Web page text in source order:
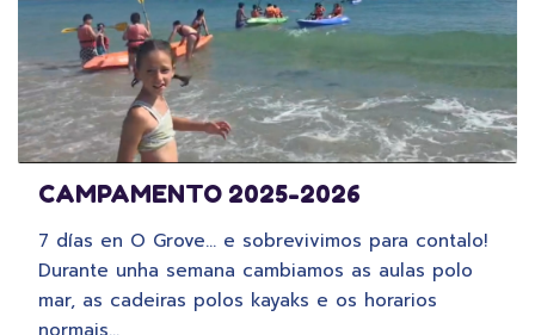
CAMPAMENTO 2025-2026
7 días en O Grove… e sobrevivimos para contalo!
Durante unha semana cambiamos as aulas polo
mar, as cadeiras polos kayaks e os horarios